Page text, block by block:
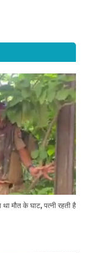
था मौत के घाट, पत्नी रहती है